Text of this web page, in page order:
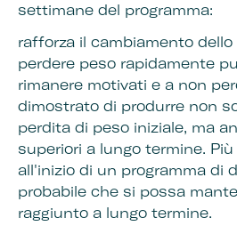
settimane del programma:
rafforza il cambiamento
perdere peso rapidamente
rimanere motivati e a non
dimostrato di produrre non
perdita di peso iniziale, ma
superiori a lungo termine.
all'inizio di un programma di
probabile che si possa
raggiunto a lungo termine.